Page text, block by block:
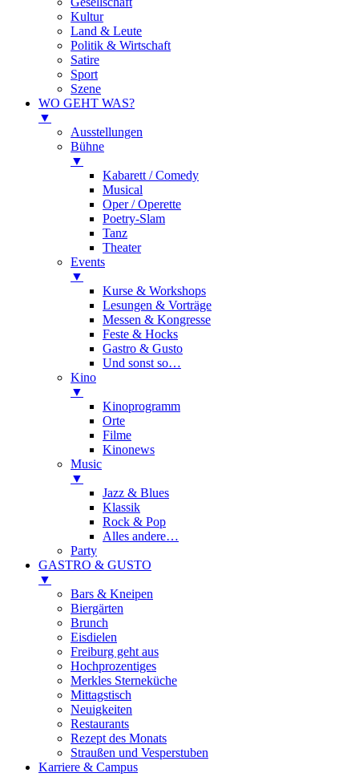
Kultur
Land & Leute
Politik & Wirtschaft
Satire
Sport
Szene
WO GEHT WAS?
▼
Ausstellungen
Bühne
▼
Kabarett / Comedy
Musical
Oper / Operette
Poetry-Slam
Tanz
Theater
Events
▼
Kurse & Workshops
Lesungen & Vorträge
Messen & Kongresse
Feste & Hocks
Gastro & Gusto
Und sonst so…
Kino
▼
Kinoprogramm
Orte
Filme
Kinonews
Music
▼
Jazz & Blues
Klassik
Rock & Pop
Alles andere…
Party
GASTRO & GUSTO
▼
Bars & Kneipen
Biergärten
Brunch
Eisdielen
Freiburg geht aus
Hochprozentiges
Merkles Sterneküche
Mittagstisch
Neuigkeiten
Restaurants
Rezept des Monats
Straußen und Vesperstuben
Karriere & Campus